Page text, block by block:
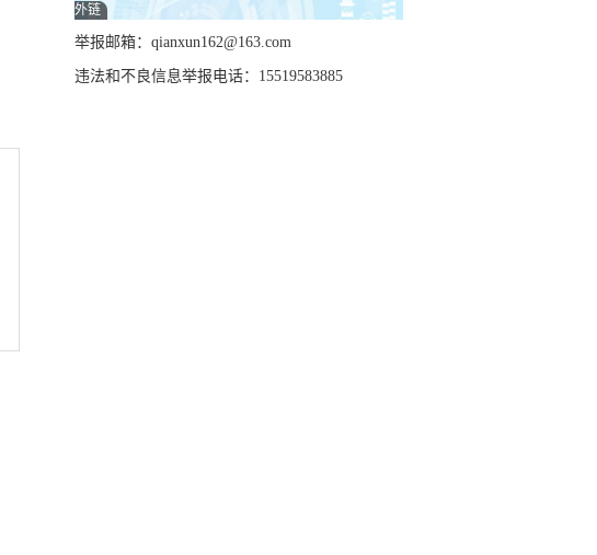
外链
举报邮箱：qianxun162@163.com
违法和不良信息举报电话：15519583885